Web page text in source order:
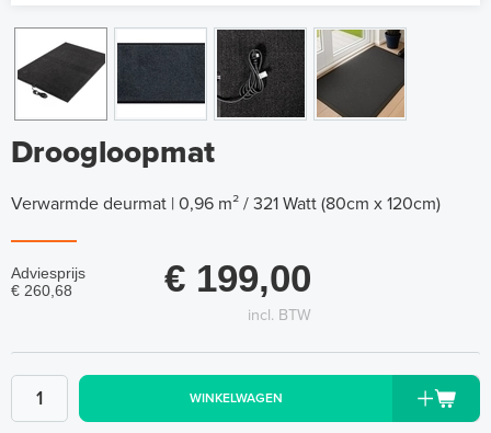
Droogloopmat
Verwarmde deurmat | 0,96 m² / 321 Watt (80cm x 120cm)
Adviesprijs
€ 260,68
€ 199,00
incl. BTW
WINKELWAGEN